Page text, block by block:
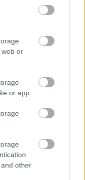
web or
or app.
other
konci rokliny,
ani tam
z
v lese pozdĺž
Slovinskom)